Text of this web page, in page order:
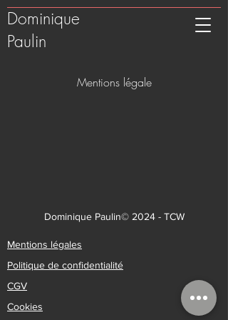
Dominique
Paulin
Mentions légale
Dominique Paulin© 2024 - TCW
Mentions légales
Politique de confidentialité
CGV
Cookies